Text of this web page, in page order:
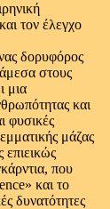
τον έλεγχο
δορυφόρος
στους
μια
και
φυσικές
μάζας
που
και το
δυνατότητες